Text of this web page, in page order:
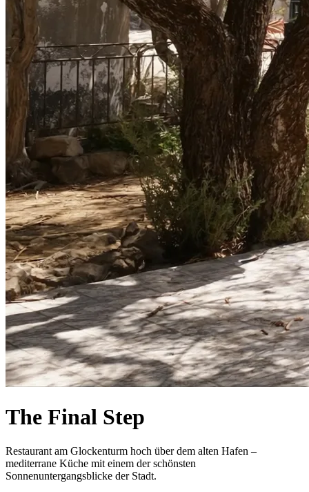
The Final Step
Restaurant am Glockenturm hoch über dem alten Hafen –
mediterrane Küche mit einem der schönsten
Sonnenuntergangsblicke der Stadt.